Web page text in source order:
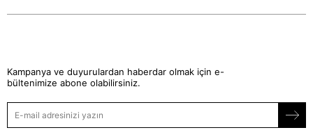
Kampanya ve duyurulardan haberdar olmak için e-
bültenimize abone olabilirsiniz.